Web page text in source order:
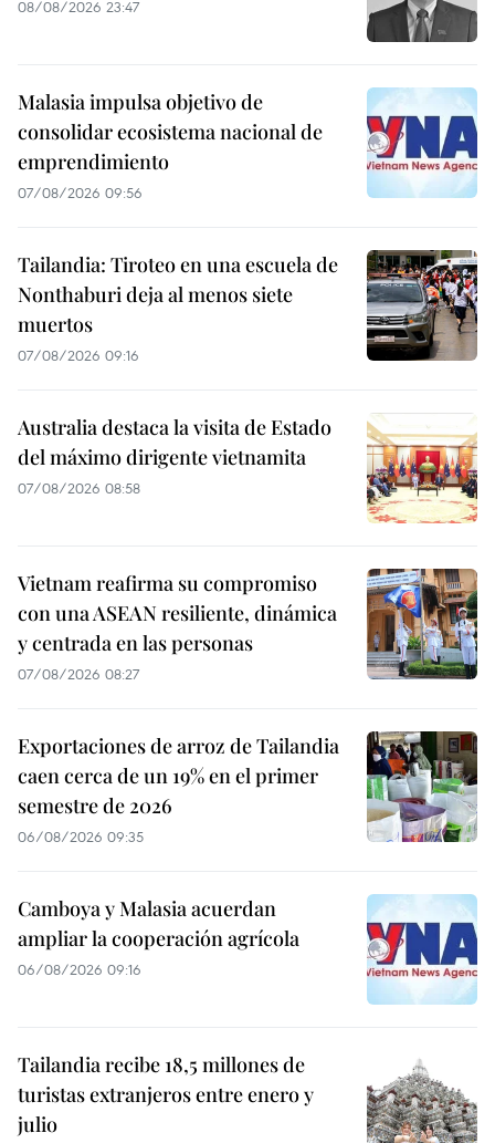
08/08/2026 23:47
Malasia impulsa objetivo de
consolidar ecosistema nacional de
emprendimiento
07/08/2026 09:56
Tailandia: Tiroteo en una escuela de
Nonthaburi deja al menos siete
muertos
07/08/2026 09:16
Australia destaca la visita de Estado
del máximo dirigente vietnamita
07/08/2026 08:58
Vietnam reafirma su compromiso
con una ASEAN resiliente, dinámica
y centrada en las personas
07/08/2026 08:27
Exportaciones de arroz de Tailandia
caen cerca de un 19% en el primer
semestre de 2026
06/08/2026 09:35
Camboya y Malasia acuerdan
ampliar la cooperación agrícola
06/08/2026 09:16
Tailandia recibe 18,5 millones de
turistas extranjeros entre enero y
julio